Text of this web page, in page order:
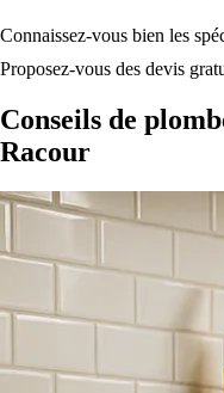
Connaissez-vous bien les
Proposez-vous des devis
Conseils de
Racour